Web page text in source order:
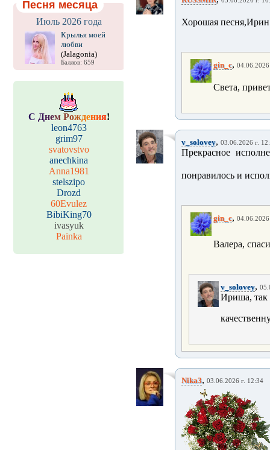
Песня месяца
Июль 2026 года
Крылья моей
любви
(Jalagonia)
Баллов: 659
С Днем Рождения!
leon4763
grim97
svatovstvo
anechkina
Anna1981
stelszipo
Drozd
60Evulez
BibiKing70
ivasyuk
Painka
Хорошая
gin_c, 04.06.2026
Света,
v_solovey, 03.06.2026 г.
Прекрасное
понравилось и
gin_c, 04.06.2026
Валера,
v_solovey,
Ириша, так
Nika3, 03.06.2026 г. 12:34